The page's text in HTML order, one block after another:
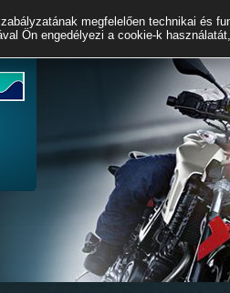
megfelelően technikai és
Ön engedélyezi a cookie-k